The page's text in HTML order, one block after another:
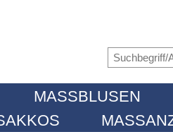
MASSBLUSEN